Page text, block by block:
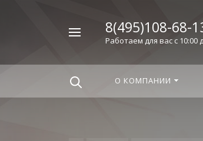
8(495)108-68-
Работаем для вас с 10:00
О КОМПАНИИ